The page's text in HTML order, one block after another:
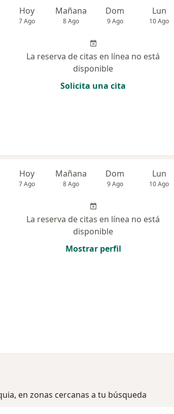
Hoy
7 Ago
Mañana
8 Ago
Dom
9 Ago
Lun
10 Ago
La reserva de citas en línea no está
disponible
Solicita una cita
Hoy
7 Ago
Mañana
8 Ago
Dom
9 Ago
Lun
10 Ago
La reserva de citas en línea no está
disponible
Mostrar perfil
en zonas cercanas a tu búsqueda